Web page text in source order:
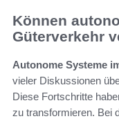
Können
Güterverkehr
Autonome Systeme
vieler Diskussionen
Diese Fortschritte
zu transformieren. Bei